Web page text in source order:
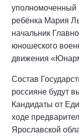
уполномоченный
ребёнка Мария
начальник
юношеского
движения
Состав
россияне будут
Кандидаты от
ходе
Ярославской